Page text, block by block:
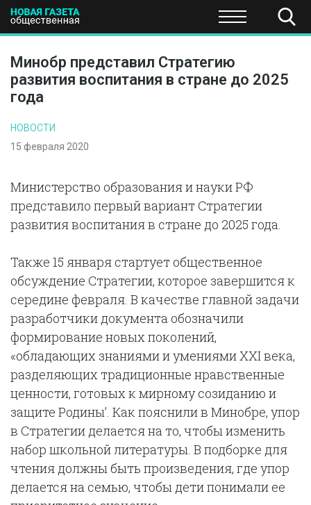
ПОЛИТИКА ЭКОНОМИКА НАУКА И
Минобр представил Стратегию
развития воспитания в стране до 2025
года
НОВОСТИ
15 февраля 2020
Министерство образования и науки РФ
представило первый вариант Стратегии
развития воспитания в стране до 2025 года.
Также 15 января стартует общественное
обсуждение Стратегии, которое завершится к
середине февраля. В качестве главной задачи
разработчики документа обозначили
формирование новых поколений,
«обладающих знаниями и умениями ХХI века,
разделяющих традиционные нравственные
ценности, готовых к мирному созиданию и
защите Родины’. Как пояснили в Минобре, упор
в Стратегии делается на то, чтобы изменить
набор школьной литературы. В подборке для
чтения должны быть произведения, где упор
делается на семью, чтобы дети понимали ее